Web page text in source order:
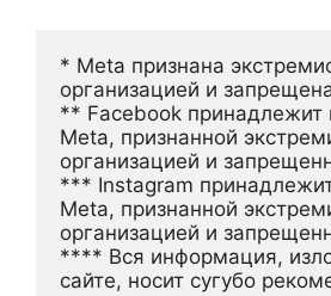
* Meta признана
организацией и
** Facebook принадлежит
Meta, признанной
организацией и
*** Instagram
Meta, признанной
организацией и
**** Вся информация,
сайте, носит сугубо